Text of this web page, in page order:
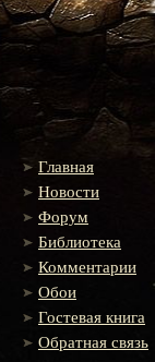
Главная
Новости
Форум
Библиотека
Комментарии
Обои
Гостевая книга
Обратная связь